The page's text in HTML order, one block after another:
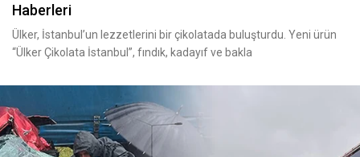
Haberleri
Ülker, İstanbul’un lezzetlerini bir çikolatada buluşturdu. Yeni ürün
“Ülker Çikolata İstanbul”, fındık, kadayıf ve bakla